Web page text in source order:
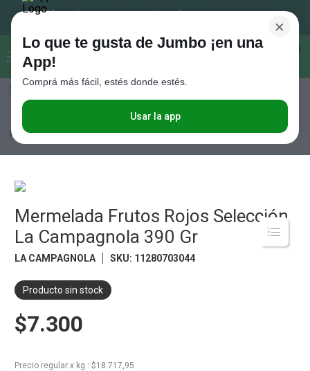
Buscar...
Seleccioná el método de entrega
×
Lo que te gusta de Jumbo ¡en una
App!
Comprá más fácil, estés donde estés.
Usar la app
Desayuno y Merienda Mermeladas y Jaleas
Frutos Rojos Selección La Campagnola 390 Gr
Mermelada Frutos Rojos Selección
La Campagnola 390 Gr
LA CAMPAGNOLA SKU: 11280703044
Producto sin stock
$7.300
Precio regular x kg. : $18.717,95
Términos más buscados
.
Cerveza
Galletitas
Yerba
Fideos
Juguetes
. Carne